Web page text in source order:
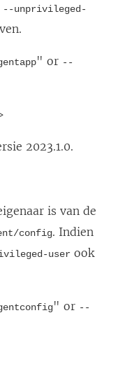
--unprivileged-
" or --
2023.1.0.
is van de
config. Indien
user ook
" or --